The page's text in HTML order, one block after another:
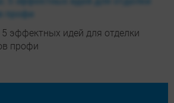
эффектных идей для отделки
профи